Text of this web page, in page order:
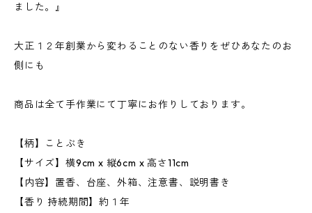
ました。』
大正１２年創業から変わることのない香りをぜひあなたのお
側にも
商品は全て手作業にて丁寧にお作りしております。
【柄】ことぶき
【サイズ】横9cm x 縦6cm x 高さ11cm
【内容】置香、台座、外箱、注意書、説明書き
【香り 持続期間】約１年